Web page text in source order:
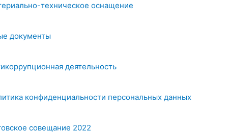
техническое оснащение
документы
деятельность
конфиденциальности персональных данных
совещание 2022